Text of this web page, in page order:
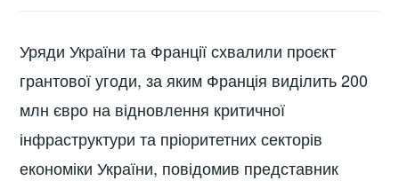
Уряди України та Франції схвалили проєкт
грантової угоди, за яким Франція виділить 200
млн євро на відновлення критичної
інфраструктури та пріоритетних секторів
економіки України, повідомив представник